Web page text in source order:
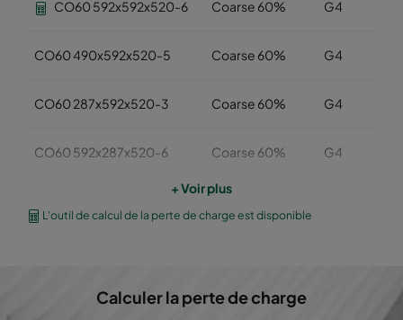
CO60 592x592x520-6 Coarse 60% G4
CO60 490x592x520-5 Coarse 60% G4
CO60 287x592x520-3 Coarse 60% G4
CO60 592x287x520-6 Coarse 60% G4
CO60 490x592x370-5 Coarse 60%
+ Voir plus
L'outil de calcul de la perte de charge est disponible
Calculer la perte de charge